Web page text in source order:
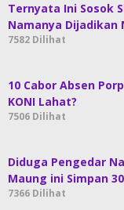
Ternyata Ini Sosok
Namanya Dijadikan
7582 Dilihat
10 Cabor Absen
KONI Lahat?
7506 Dilihat
Diduga Pengedar
Maung ini Simpan
7366 Dilihat